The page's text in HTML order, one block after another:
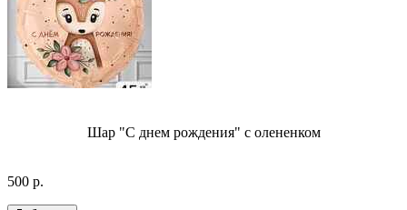
Шар "С днем рождения" с олененком
500 р.